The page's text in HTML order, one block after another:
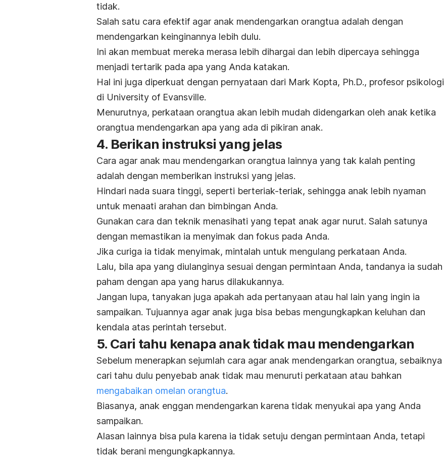
tidak.
Salah satu cara efektif agar anak mendengarkan orangtua adalah dengan
mendengarkan keinginannya lebih dulu.
Ini akan membuat mereka merasa lebih dihargai dan lebih dipercaya sehingga
menjadi tertarik pada apa yang Anda katakan.
Hal ini juga diperkuat dengan pernyataan dari Mark Kopta, Ph.D., profesor psikologi
di University of Evansville.
Menurutnya, perkataan orangtua akan lebih mudah didengarkan oleh anak ketika
orangtua mendengarkan apa yang ada di pikiran anak.
4. Berikan instruksi yang jelas
Cara agar anak mau mendengarkan orangtua lainnya yang tak kalah penting
adalah dengan memberikan instruksi yang jelas.
Hindari nada suara tinggi, seperti berteriak-teriak, sehingga anak lebih nyaman
untuk menaati arahan dan bimbingan Anda.
Gunakan cara dan teknik menasihati yang tepat anak agar nurut. Salah satunya
dengan memastikan ia menyimak dan fokus pada Anda.
Jika curiga ia tidak menyimak, mintalah untuk mengulang perkataan Anda.
Lalu, bila apa yang diulanginya sesuai dengan permintaan Anda, tandanya ia sudah
paham dengan apa yang harus dilakukannya.
Jangan lupa, tanyakan juga apakah ada pertanyaan atau hal lain yang ingin ia
sampaikan. Tujuannya agar anak juga bisa bebas mengungkapkan keluhan dan
kendala atas perintah tersebut.
5. Cari tahu kenapa anak tidak mau mendengarkan
Sebelum menerapkan sejumlah cara agar anak mendengarkan orangtua, sebaiknya
cari tahu dulu penyebab anak tidak mau menuruti perkataan atau bahkan
mengabaikan omelan orangtua.
Biasanya, anak enggan mendengarkan karena tidak menyukai apa yang Anda
sampaikan.
Alasan lainnya bisa pula karena ia tidak setuju dengan permintaan Anda, tetapi
tidak berani mengungkapkannya.